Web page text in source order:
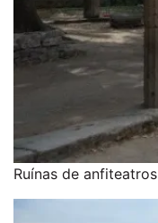
Ruínas de anfiteatros